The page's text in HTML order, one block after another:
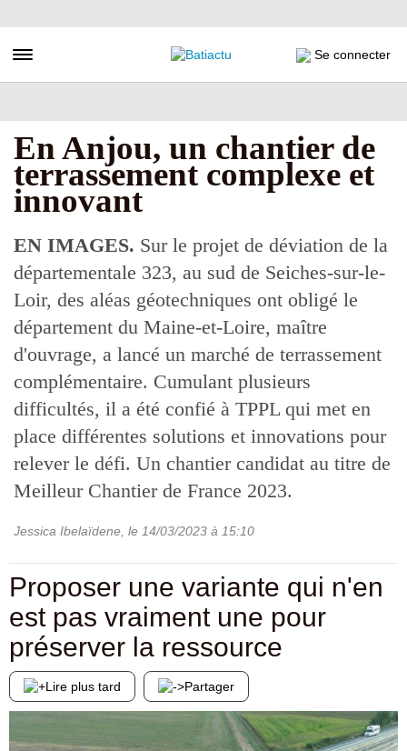
au
principal
Toggle navigation Se connecter
En Anjou, un chantier de
terrassement complexe et
innovant
EN IMAGES. Sur le projet de déviation de la
départementale 323, au sud de Seiches-sur-le-
Loir, des aléas géotechniques ont obligé le
département du Maine-et-Loire, maître
d'ouvrage, a lancé un marché de terrassement
complémentaire. Cumulant plusieurs
difficultés, il a été confié à TPPL qui met en
place différentes solutions et innovations pour
relever le défi. Un chantier candidat au titre de
Meilleur Chantier de France 2023.
Jessica Ibelaïdene , le 14/03/2023 à 15:10
Proposer une variante qui n'en
est pas vraiment une pour
préserver la ressource
Lire plus tard Partager